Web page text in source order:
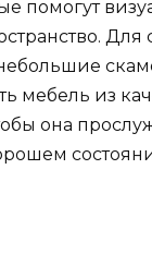
помогут
мебель из
она